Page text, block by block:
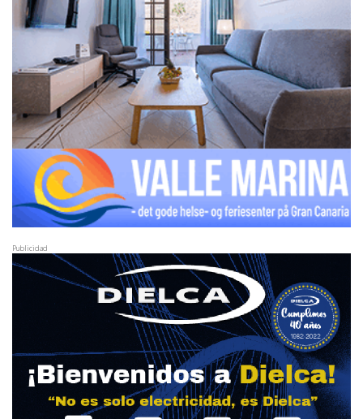
Publicidad